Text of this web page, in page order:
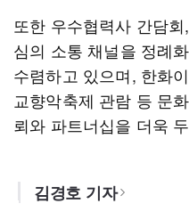
또한 우수협력사 간담
심의 소통 채널을 정례
수렴하고 있으며, 한화
교향악축제 관람 등 문
뢰와 파트너십을 더욱
김경호 기자